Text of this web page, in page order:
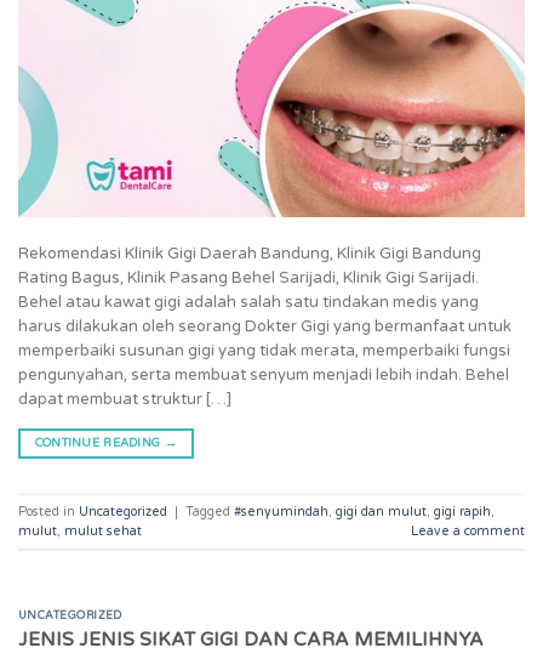
Rekomendasi Klinik Gigi Daerah Bandung, Klinik Gigi Bandung
Rating Bagus, Klinik Pasang Behel Sarijadi, Klinik Gigi Sarijadi.
Behel atau kawat gigi adalah salah satu tindakan medis yang
harus dilakukan oleh seorang Dokter Gigi yang bermanfaat untuk
memperbaiki susunan gigi yang tidak merata, memperbaiki fungsi
pengunyahan, serta membuat senyum menjadi lebih indah. Behel
dapat membuat struktur […]
CONTINUE READING →
Posted in Uncategorized | Tagged #senyumindah, gigi dan mulut, gigi rapih,
mulut, mulut sehat Leave a comment
UNCATEGORIZED
JENIS JENIS SIKAT GIGI DAN CARA MEMILIHNYA